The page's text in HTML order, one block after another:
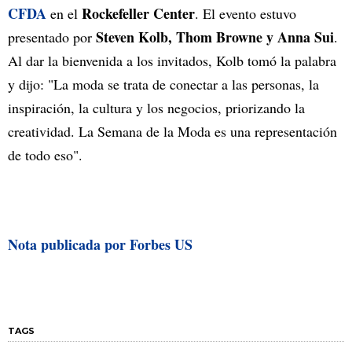
CFDA en el Rockefeller Center. El evento estuvo
presentado por Steven Kolb, Thom Browne y Anna Sui.
Al dar la bienvenida a los invitados, Kolb tomó la palabra
y dijo: "La moda se trata de conectar a las personas, la
inspiración, la cultura y los negocios, priorizando la
creatividad. La Semana de la Moda es una representación
de todo eso".
Nota publicada por Forbes US
TAGS